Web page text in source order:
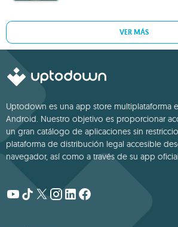
VER MÁS
Uptodown es una app store multiplataforma
Android. Nuestro objetivo es proporcionar
un gran catálogo de aplicaciones sin
plataforma de distribución legal accesible
navegador, así como a través de su app